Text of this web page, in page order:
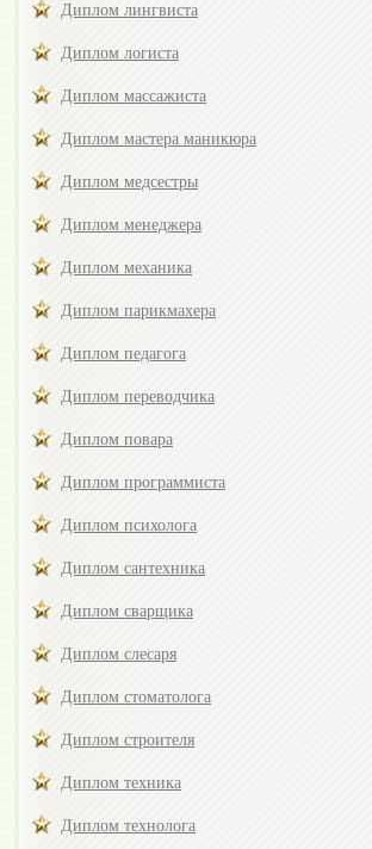
Диплом лингвиста
Диплом логиста
Диплом массажиста
Диплом мастера маникюра
Диплом медсестры
Диплом менеджера
Диплом механика
Диплом парикмахера
Диплом педагога
Диплом переводчика
Диплом повара
Диплом программиста
Диплом психолога
Диплом сантехника
Диплом сварщика
Диплом слесаря
Диплом стоматолога
Диплом строителя
Диплом техника
Диплом технолога